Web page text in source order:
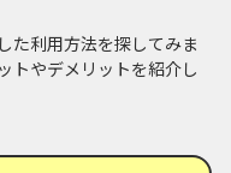
た利用方法を探してみま
トやデメリットを紹介し